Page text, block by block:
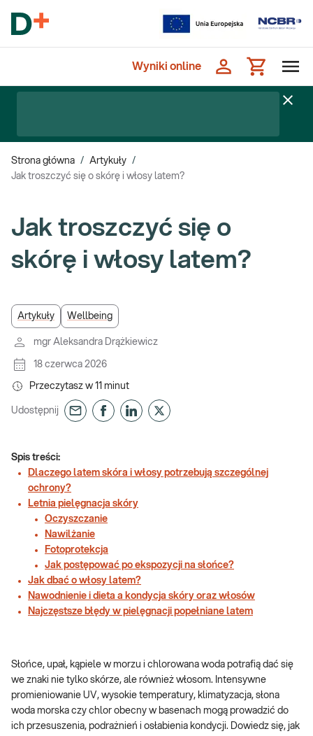
Wyniki online
Strona główna / Artykuły /
Jak troszczyć się o skórę i włosy latem?
Jak troszczyć się o
skórę i włosy latem?
Artykuły Wellbeing
mgr Aleksandra Drążkiewicz
18 czerwca 2026
Przeczytasz w 11 minut
Udostępnij
Spis treści:
Dlaczego latem skóra i włosy potrzebują szczególnej
ochrony?
Letnia pielęgnacja skóry
Oczyszczanie
Nawilżanie
Fotoprotekcja
Jak postępować po ekspozycji na słońce?
Jak dbać o włosy latem?
Nawodnienie i dieta a kondycja skóry oraz włosów
Najczęstsze błędy w pielęgnacji popełniane latem
Słońce, upał, kąpiele w morzu i chlorowana woda potrafią dać się
we znaki nie tylko skórze, ale również włosom. Intensywne
promieniowanie UV, wysokie temperatury, klimatyzacja, słona
woda morska czy chlor obecny w basenach mogą prowadzić do
ich przesuszenia, podrażnień i osłabienia kondycji. Dowiedz się, jak